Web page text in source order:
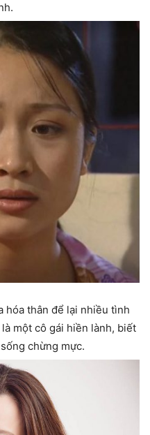
hóa thân để lại nhiều tình
một cô gái hiền lành, biết
chừng mực.